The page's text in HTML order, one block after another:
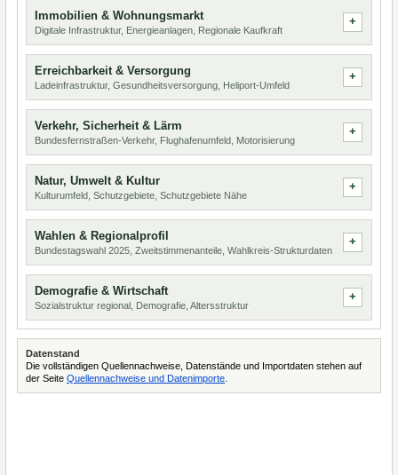
Immobilien & Wohnungsmarkt
Digitale Infrastruktur, Energieanlagen, Regionale Kaufkraft
Erreichbarkeit & Versorgung
Ladeinfrastruktur, Gesundheitsversorgung, Heliport-Umfeld
Verkehr, Sicherheit & Lärm
Bundesfernstraßen-Verkehr, Flughafenumfeld, Motorisierung
Natur, Umwelt & Kultur
Kulturumfeld, Schutzgebiete, Schutzgebiete Nähe
Wahlen & Regionalprofil
Bundestagswahl 2025, Zweitstimmenanteile, Wahlkreis-Strukturdaten
Demografie & Wirtschaft
Sozialstruktur regional, Demografie, Altersstruktur
Datenstand
Die vollständigen Quellennachweise, Datenstände und Importdaten stehen auf
der Seite Quellennachweise und Datenimporte